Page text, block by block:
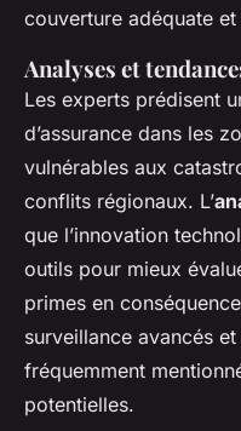
couverture adéquate
Analyses et
Les experts prédisent
d’assurance dans les
vulnérables aux
conflits régionaux. L’
que l’innovation
outils pour mieux
primes en
surveillance avancés
fréquemment
potentielles.